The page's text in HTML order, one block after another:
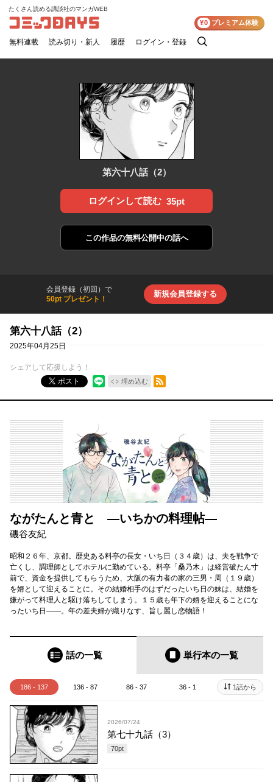
コミックDAYS
たくさん読める講談社のマンガWEB
無料連載 読み切り・新人 履歴 ログイン・登録
検
¥0 プレミアム体験
第六十八話（2）
ログインして読む 35pt
この作品の無料公開中の話へ
会員登録（初回）で
50pt プレゼント！
新規会員登録する
第六十八話（2）
2025年04月25日
シェアして応援しよう！
ポスト
埋め込む
RSSフィード
ながたんと青と ―いちかの料理帖―
磯谷友紀
昭和２６年、京都。歴史ある料亭の長女・いち日（３４歳）は、夫を戦争で
亡くし、調理師としてホテルに勤めている。料亭「桑乃木」は経営破たん寸
前で、資金を提供してもらうため、大阪の有力者の家の三男・周（１９歳）
を婿として迎えることに。その結婚相手のはずだったいち日の妹は、結婚を
嫌がって料理人と駆け落ちしてしまう。１５歳も年下の婿を迎えることにな
ったいち日――。年の差夫婦が織りなす、旨し麗し恋物語！
話の一覧 単行本の一覧
186 - 137 136 - 87 86 - 37 36 - 1 1話から
2026/07/24
第七十九話（3）
70pt